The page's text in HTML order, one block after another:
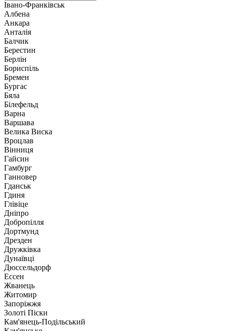
Івано-Франківськ
Албена
Анкара
Анталія
Балчик
Берестин
Берлін
Бориспіль
Бремен
Бургас
Бяла
Білефельд
Варна
Варшава
Велика Виска
Вроцлав
Вінниця
Гайсин
Гамбург
Ганновер
Гданськ
Гдиня
Глівіце
Дніпро
Добропілля
Дортмунд
Дрезден
Дружківка
Дунаївці
Дюссельдорф
Ессен
Жванець
Житомир
Запоріжжя
Золоті Піски
Кам'янець-Подільський